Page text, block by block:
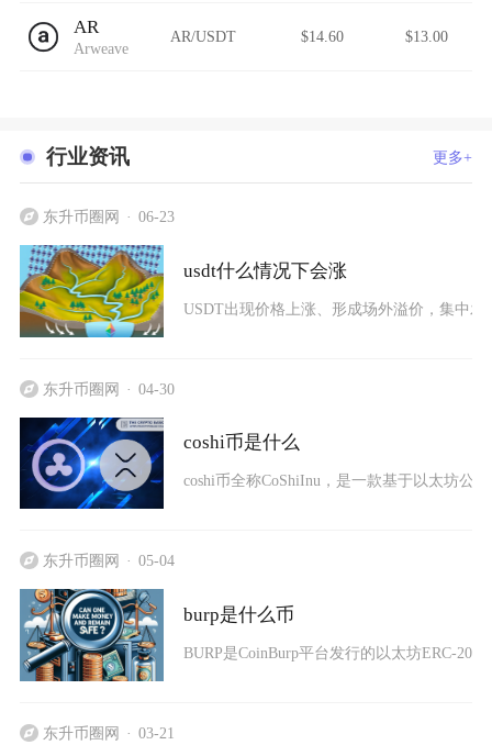
AR
Arweave
AR/USDT $14.60 $13.00
行业资讯 更多+
东升币圈网 06-23
usdt什么情况下会涨
USDT出现价格上涨、形成场外溢价，集中
东升币圈网 04-30
coshi币是什么
coshi币全称CoShiInu，是一款基于以太坊公
东升币圈网 05-04
burp是什么币
BURP是CoinBurp平台发行的以太坊ERC-20
东升币圈网 03-21